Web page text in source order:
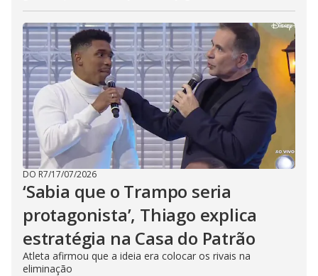
DO R7/17/07/2026
‘Sabia que o Trampo seria
protagonista’, Thiago explica
estratégia na Casa do Patrão
Atleta afirmou que a ideia era colocar os rivais na
eliminação